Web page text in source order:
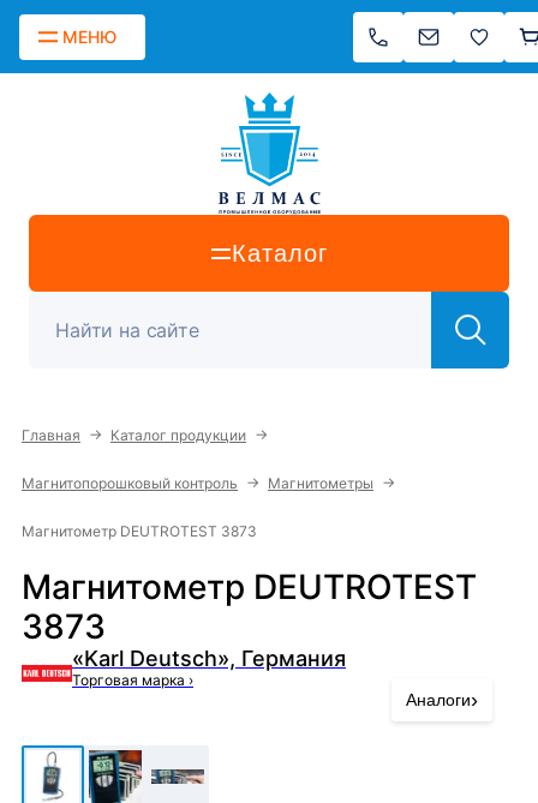
МЕНЮ
Каталог
Главная → Каталог продукции →
Магнитопорошковый контроль → Магнитометры →
Магнитометр DEUTROTEST 3873
Магнитометр DEUTROTEST
3873
«Karl Deutsch», Германия
Торговая марка ›
Аналоги›